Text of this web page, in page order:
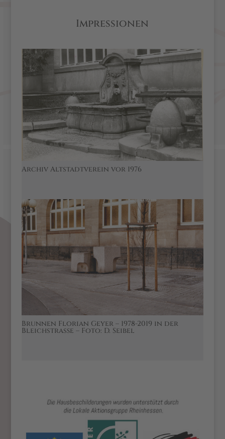
Impressionen
Archiv Altstadtverein vor 1976
Brunnen Florian Geyer – 1978-2019 in der
Bleichstraße – Foto: D. Seibel